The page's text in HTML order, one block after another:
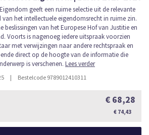
geeft een ruime selectie uit de relevante
het intellectuele eigendomsrecht in ruime zin.
beslissingen van het Europese Hof van Justitie en
Voorts is nagenoeg iedere uitspraak voorzien
met verwijzingen naar andere rechtspraak en
direct op de hoogte van de informatie die
is verschenen. Lees verder
| Bestelcode 9789012410311
€ 68,28
€ 74,43